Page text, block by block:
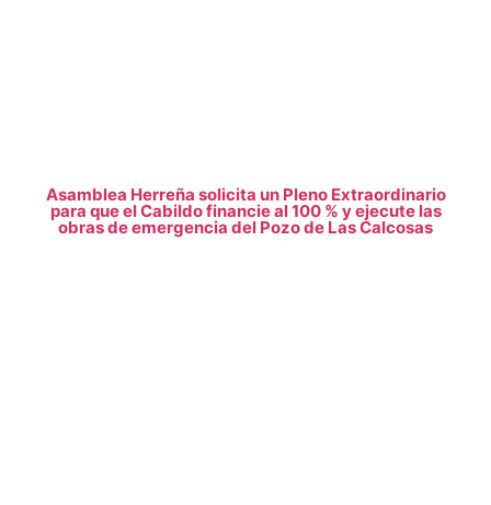
Asamblea Herreña solicita un Pleno Extraordinario
para que el Cabildo financie al 100 % y ejecute las
obras de emergencia del Pozo de Las Calcosas